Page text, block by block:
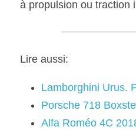
à propulsion ou traction
Lire aussi:
Lamborghini Urus.
Porsche 718
Alfa Roméo 4C